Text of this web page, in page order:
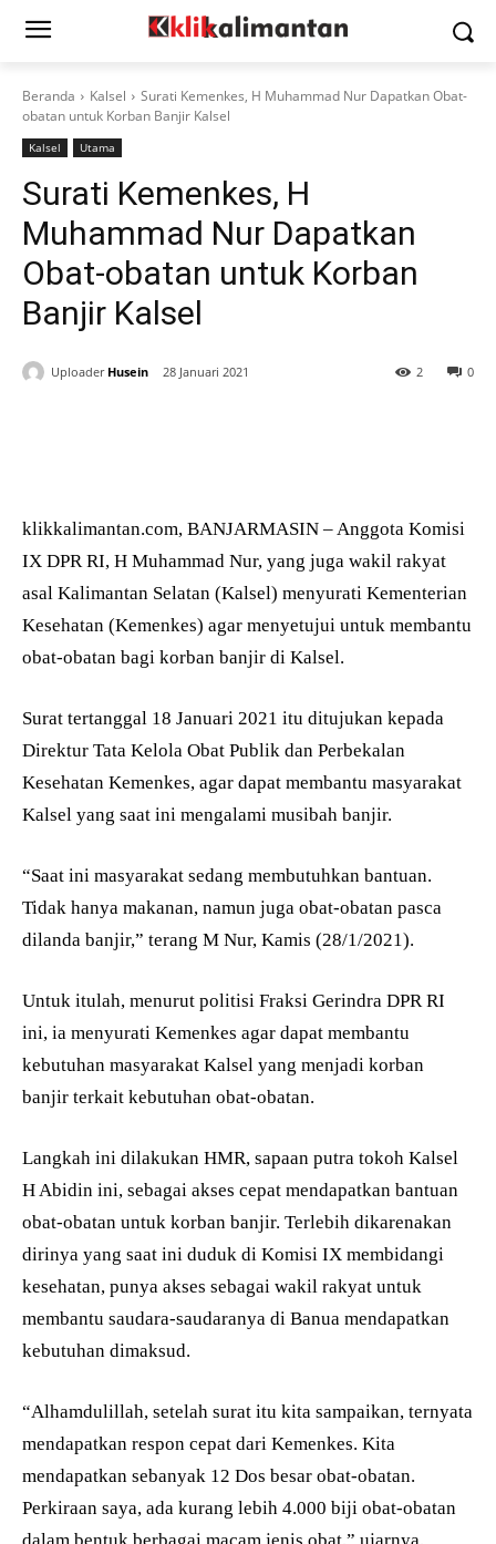
Beranda Kalsel
Surati Kemenkes, H Muhammad Nur Dapatkan Obat-
obatan untuk Korban Banjir Kalsel
Kalsel Utama
Surati Kemenkes, H
Muhammad Nur Dapatkan
Obat-obatan untuk Korban
Banjir Kalsel
Uploader Husein 28 Januari 2021 0
2
klikkalimantan.com, BANJARMASIN – Anggota Komisi
IX DPR RI, H Muhammad Nur, yang juga wakil rakyat
asal Kalimantan Selatan (Kalsel) menyurati Kementerian
Kesehatan (Kemenkes) agar menyetujui untuk membantu
obat-obatan bagi korban banjir di Kalsel.
Surat tertanggal 18 Januari 2021 itu ditujukan kepada
Direktur Tata Kelola Obat Publik dan Perbekalan
Kesehatan Kemenkes, agar dapat membantu masyarakat
Kalsel yang saat ini mengalami musibah banjir.
“Saat ini masyarakat sedang membutuhkan bantuan.
Tidak hanya makanan, namun juga obat-obatan pasca
dilanda banjir,” terang M Nur, Kamis (28/1/2021).
Untuk itulah, menurut politisi Fraksi Gerindra DPR RI
ini, ia menyurati Kemenkes agar dapat membantu
kebutuhan masyarakat Kalsel yang menjadi korban
banjir terkait kebutuhan obat-obatan.
Langkah ini dilakukan HMR, sapaan putra tokoh Kalsel
H Abidin ini, sebagai akses cepat mendapatkan bantuan
obat-obatan untuk korban banjir. Terlebih dikarenakan
dirinya yang saat ini duduk di Komisi IX membidangi
kesehatan, punya akses sebagai wakil rakyat untuk
membantu saudara-saudaranya di Banua mendapatkan
kebutuhan dimaksud.
“Alhamdulillah, setelah surat itu kita sampaikan, ternyata
mendapatkan respon cepat dari Kemenkes. Kita
mendapatkan sebanyak 12 Dos besar obat-obatan.
Perkiraan saya, ada kurang lebih 4.000 biji obat-obatan